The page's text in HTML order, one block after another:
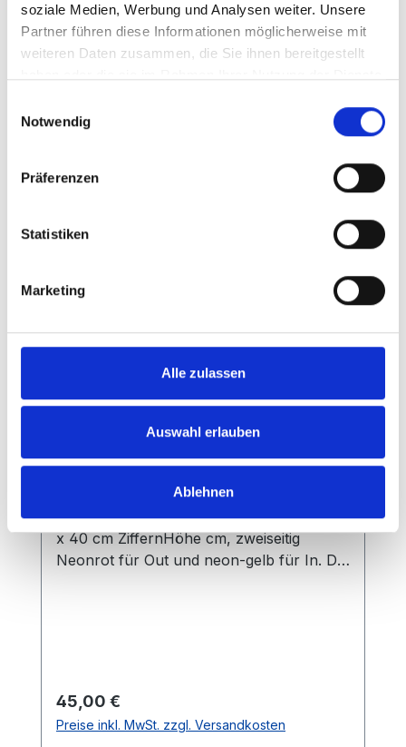
soziale Medien, Werbung und Analysen weiter. Unsere
Partner führen diese Informationen möglicherweise mit
weiteren Daten zusammen, die Sie ihnen bereitgestellt
Notwendig
Präferenzen
Statistiken
Marketing
Alle zulassen
Auswahl erlauben
Ablehnen
Regulärer Preis:
11,00 €
Preise inkl. MwSt. zzgl. Versandkosten
Anzeige für Ein und Auswechslungen 30
x 40 cm ZiffernHöhe cm, zweiseitig
Neonrot für Out und neon-gelb für In. Die
Regulärer Preis:
45,00 €
Preise inkl. MwSt. zzgl. Versandkosten